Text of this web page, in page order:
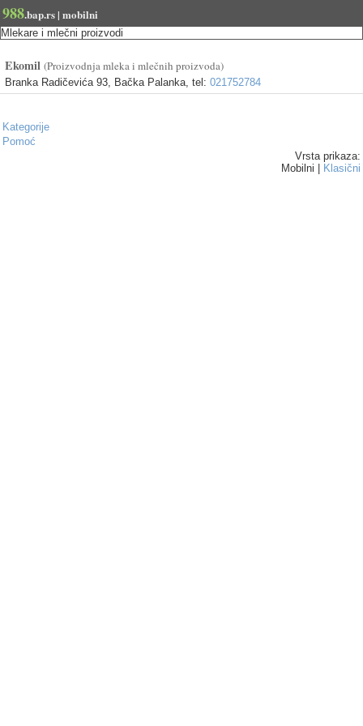
988.bap.rs | mobilni
Mlekare i mlečni proizvodi
Ekomil (Proizvodnja mleka i mlečnih proizvoda)
Branka Radičevića 93, Bačka Palanka, tel: 021752784
Kategorije
Pomoć
Vrsta prikaza:
Mobilni |
Klasični